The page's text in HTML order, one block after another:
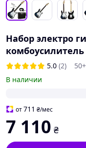
Набор электро
комбоусилитель
5.0 (2)
В наличии
от711 ₴/мес
7 110 ₴